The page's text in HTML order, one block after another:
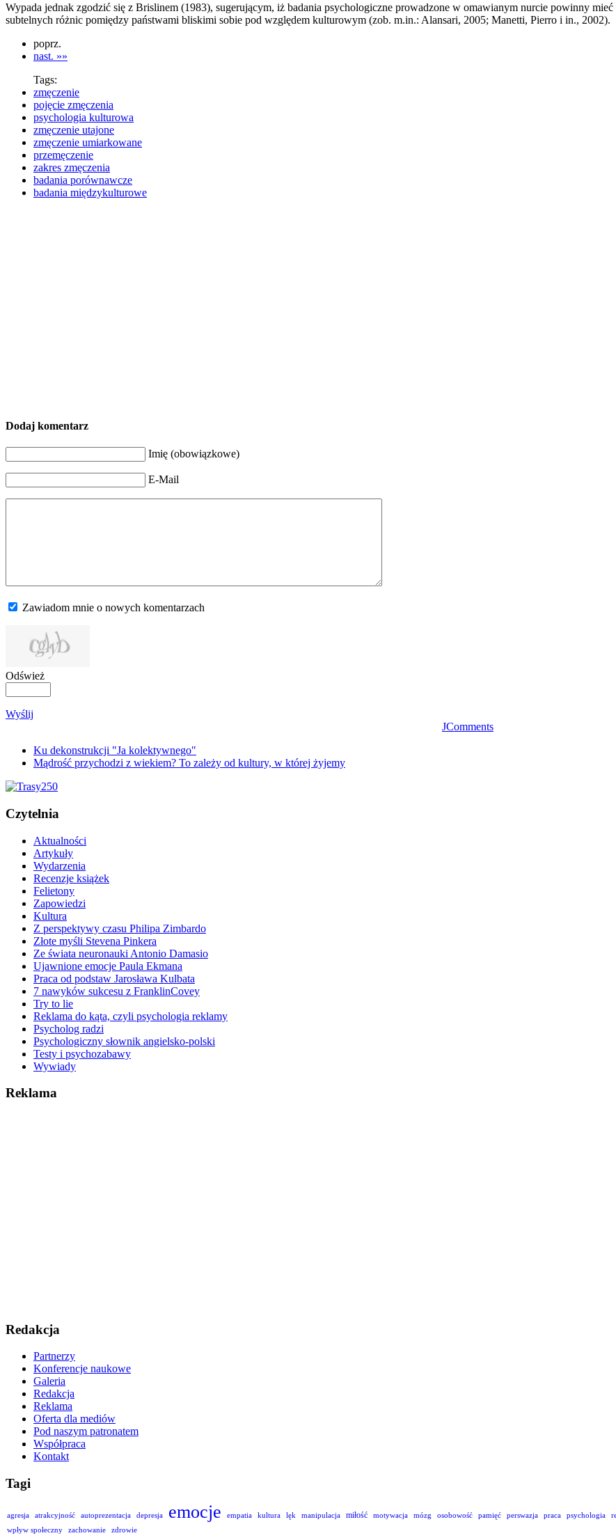
Wypada jednak zgodzić się z Brislinem (1983), sugerującym, iż badania psychologiczne prowadzone w omawianym nurcie powinny
subtelnych różnic pomiędzy państwami bliskimi sobie pod względem kulturowym (zob. m.in.: Alansari, 2005; Manetti, Pierro i in., 2002).
poprz.
nast. »»
Tags:
zmęczenie
pojęcie zmęczenia
psychologia kulturowa
zmęczenie utajone
zmęczenie umiarkowane
przemęczenie
zakres zmęczenia
badania porównawcze
badania międzykulturowe
Dodaj komentarz
Imię (obowiązkowe)
E-Mail
Zawiadom mnie o nowych komentarzach
Odśwież
Wyślij
JComments
Ku dekonstrukcji "Ja kolektywnego"
Mądrość przychodzi z wiekiem? To zależy od kultury, w której żyjemy
Czytelnia
Aktualności
Artykuły
Wydarzenia
Recenzje książek
Felietony
Zapowiedzi
Kultura
Z perspektywy czasu Philipa Zimbardo
Złote myśli Stevena Pinkera
Ze świata neuronauki Antonio Damasio
Ujawnione emocje Paula Ekmana
Praca od podstaw Jarosława Kulbata
7 nawyków sukcesu z FranklinCovey
Try to lie
Reklama do kąta, czyli psychologia reklamy
Psycholog radzi
Psychologiczny słownik angielsko-polski
Testy i psychozabawy
Wywiady
Reklama
Redakcja
Partnerzy
Konferencje naukowe
Galeria
Redakcja
Reklama
Oferta dla mediów
Pod naszym patronatem
Współpraca
Kontakt
Tagi
agresja atrakcyjność autoprezentacja depresja emocje empatia kultura lęk manipulacja miłość motywacja mózg osobowość pamięć perswazja praca psychologia
wpływ społeczny
zachowanie zdrowie